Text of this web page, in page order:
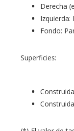
Derecha
Izquierda:
Fondo:
Superficies: